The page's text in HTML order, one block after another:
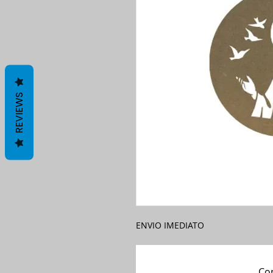
ENVIO IMEDIATO
REVIEWS